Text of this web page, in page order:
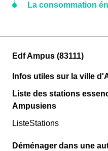
La consommation
Edf Ampus (83111)
Infos utiles sur la ville
Liste des stations
Ampusiens
ListeStations
Déménager dans une